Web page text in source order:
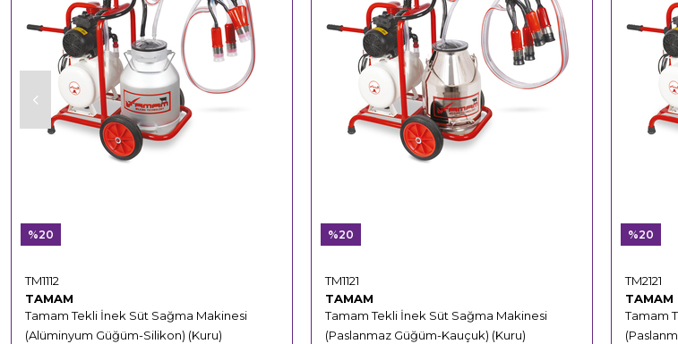
TAMAM
Tamam Tekli İnek Süt Sağma Makinesi
(Alüminyum Güğüm-Silikon) (Kuru)
TM1112
%20
TAMAM
Tamam Tekli İnek Süt Sağma Makinesi
(Paslanmaz Güğüm-Kauçuk) (Kuru)
TM1121
%20
TAMAM
Tamam
TM2121
%20